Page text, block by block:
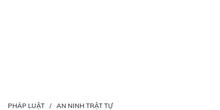
PHÁP LUẬT AN NINH TRẬT TỰ